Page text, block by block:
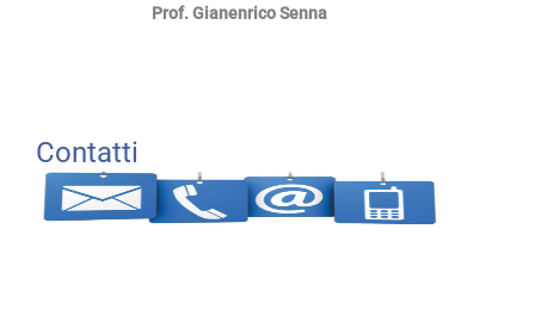
Prof. Gianenrico Senna
Contatti